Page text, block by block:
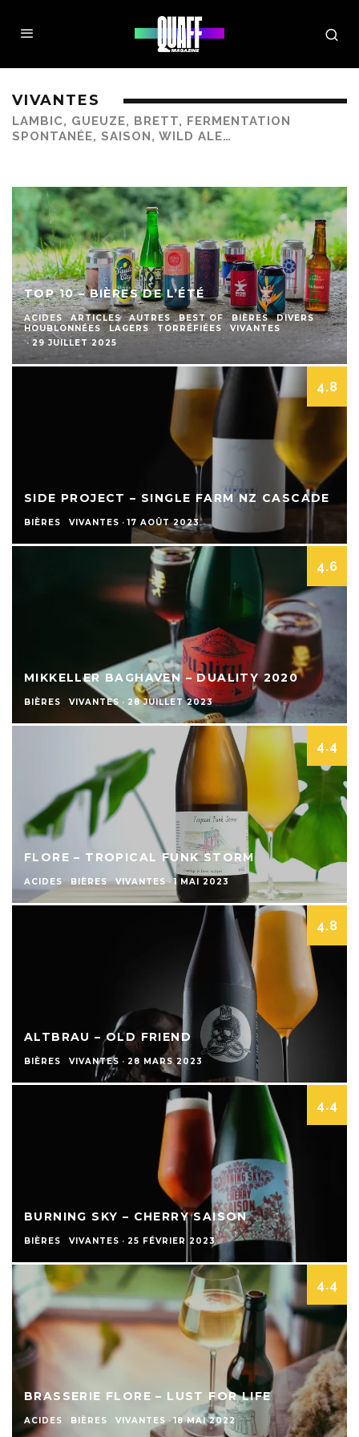
VIVANTES
LAMBIC, GUEUZE, BRETT, FERMENTATION
SPONTANÉE, SAISON, WILD ALE…
TOP 10 – BIÈRES DE L’ÉTÉ
ACIDES ARTICLES AUTRES BEST OF BIÈRES
DIVERS
HOUBLONNÉES
LAGERS TORRÉFIÉES
VIVANTES
· 29 JUILLET 2025
4.8
SIDE PROJECT – SINGLE FARM NZ CASCADE
BIÈRES VIVANTES · 17 AOÛT 2023
4.6
MIKKELLER BAGHAVEN – DUALITY 2020
BIÈRES VIVANTES · 28 JUILLET 2023
4.4
FLORE – TROPICAL FUNK STORM
ACIDES BIÈRES VIVANTES · 1 MAI 2023
4.8
ALTBRAU – OLD FRIEND
BIÈRES VIVANTES · 28 MARS 2023
4.4
BURNING SKY – CHERRY SAISON
BIÈRES VIVANTES · 25 FÉVRIER 2023
4.4
BRASSERIE FLORE – LUST FOR LIFE
ACIDES BIÈRES VIVANTES · 18 MAI 2022